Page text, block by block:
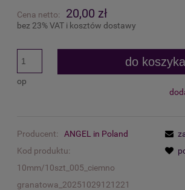
Cena netto: 20,00 zł
bez 23% VAT i kosztów dostawy
op
do koszyka
Producent:
ANGEL in Poland
Kod produktu:
10mm/10szt_005_ciemno
granatowa_20251029121221